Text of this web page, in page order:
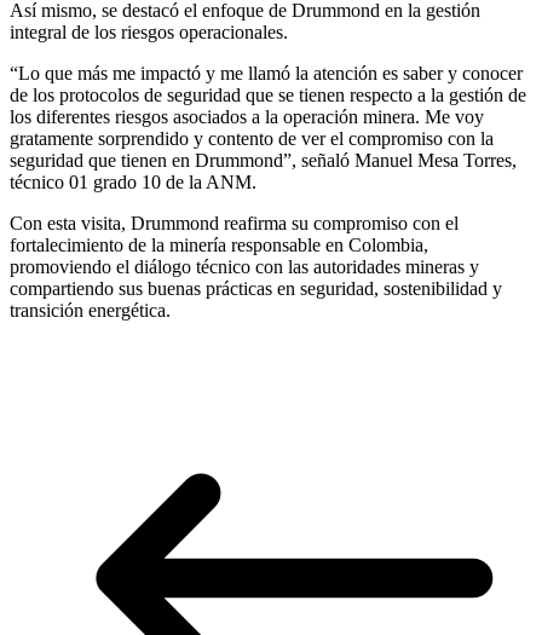
Así mismo, se destacó el enfoque de Drummond en la gestión
integral de los riesgos operacionales.
“Lo que más me impactó y me llamó la atención es saber y conocer
de los protocolos de seguridad que se tienen respecto a la gestión de
los diferentes riesgos asociados a la operación minera. Me voy
gratamente sorprendido y contento de ver el compromiso con la
seguridad que tienen en Drummond”, señaló Manuel Mesa Torres,
técnico 01 grado 10 de la ANM.
Con esta visita, Drummond reafirma su compromiso con el
fortalecimiento de la minería responsable en Colombia,
promoviendo el diálogo técnico con las autoridades mineras y
compartiendo sus buenas prácticas en seguridad, sostenibilidad y
transición energética.